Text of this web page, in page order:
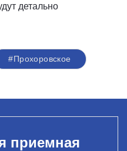
детально
#Прохоровское
приемная